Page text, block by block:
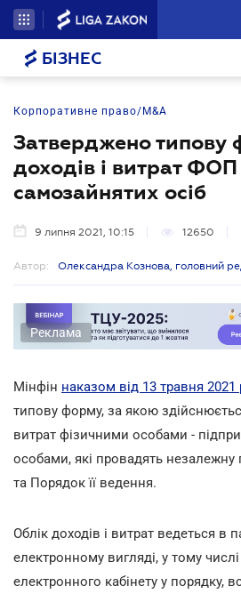
БІЗНЕС
Корпоративне право/M&A
Затверджено типову
доходів і витрат ФОП
самозайнятих осіб
9 липня 2021, 10:15 12650
Автор: Олександра Кознова, головний
Реклама
Мінфін наказом від 13 травня
типову форму, за якою
витрат фізичними особами -
особами, які провадять незалежну
та Порядок її ведення.
Облік доходів і витрат ведеться в
електронному вигляді, у тому
електронного кабінету у порядку,